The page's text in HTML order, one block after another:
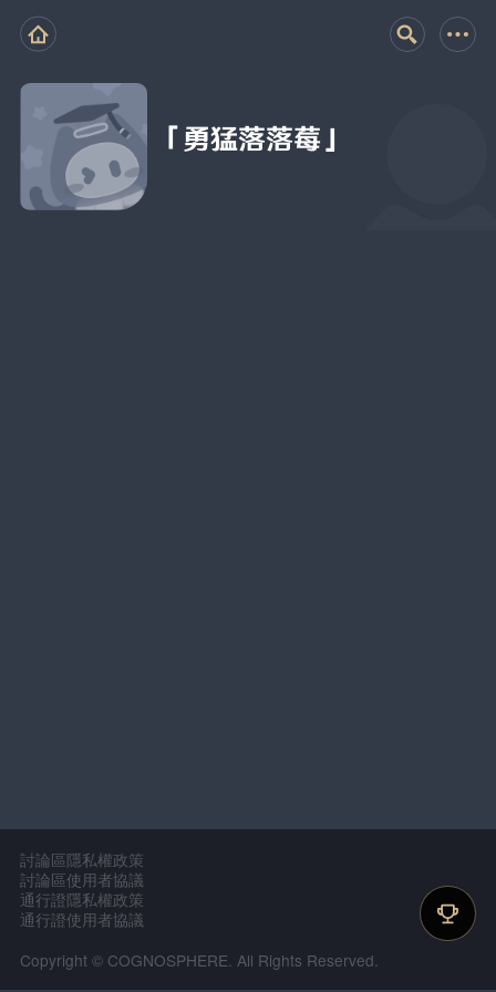
「勇猛落落莓」
討論區隱私權政策
討論區使用者協議
通行證隱私權政策
通行證使用者協議
Copyright © COGNOSPHERE. All Rights Reserved.